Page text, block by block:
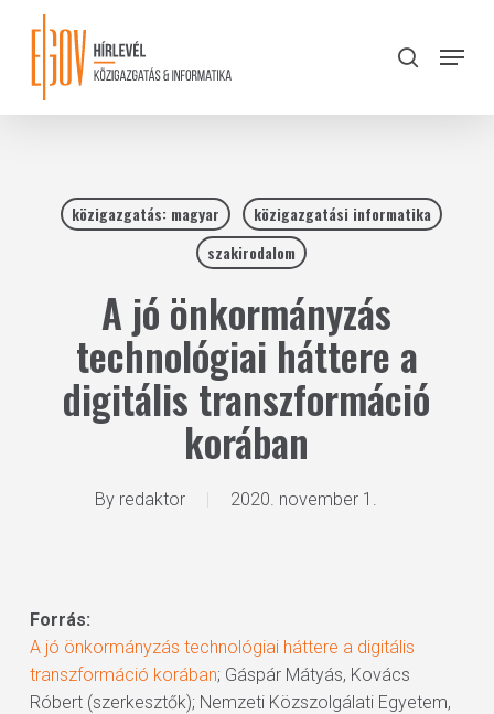
content
search
Menu
közigazgatás: magyar
közigazgatási informatika
szakirodalom
A jó önkormányzás
technológiai háttere a
digitális transzformáció
korában
By redaktor 2020. november 1.
Forrás:
A jó önkormányzás technológiai háttere a digitális
transzformáció korában; Gáspár Mátyás, Kovács
Róbert (szerkesztők); Nemzeti Közszolgálati Egyetem,
Close